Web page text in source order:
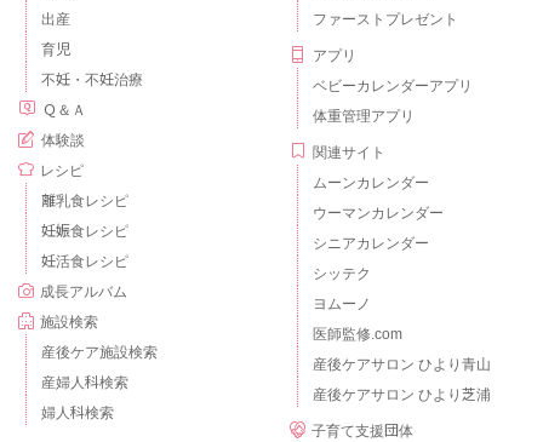
出産
育児
不妊・不妊治療
Ｑ＆Ａ
体験談
レシピ
離乳食レシピ
妊娠食レシピ
妊活食レシピ
成長アルバム
施設検索
産後ケア施設検索
産婦人科検索
婦人科検索
ファーストプレゼント
アプリ
ベビーカレンダーアプリ
体重管理アプリ
関連サイト
ムーンカレンダー
ウーマンカレンダー
シニアカレンダー
シッテク
ヨムーノ
医師監修.com
産後ケアサロン ひより青山
産後ケアサロン ひより芝浦
子育て支援団体